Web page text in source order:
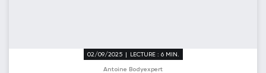
02/09/2025 | LECTURE : 6 MIN.
Antoine Bodyexpert